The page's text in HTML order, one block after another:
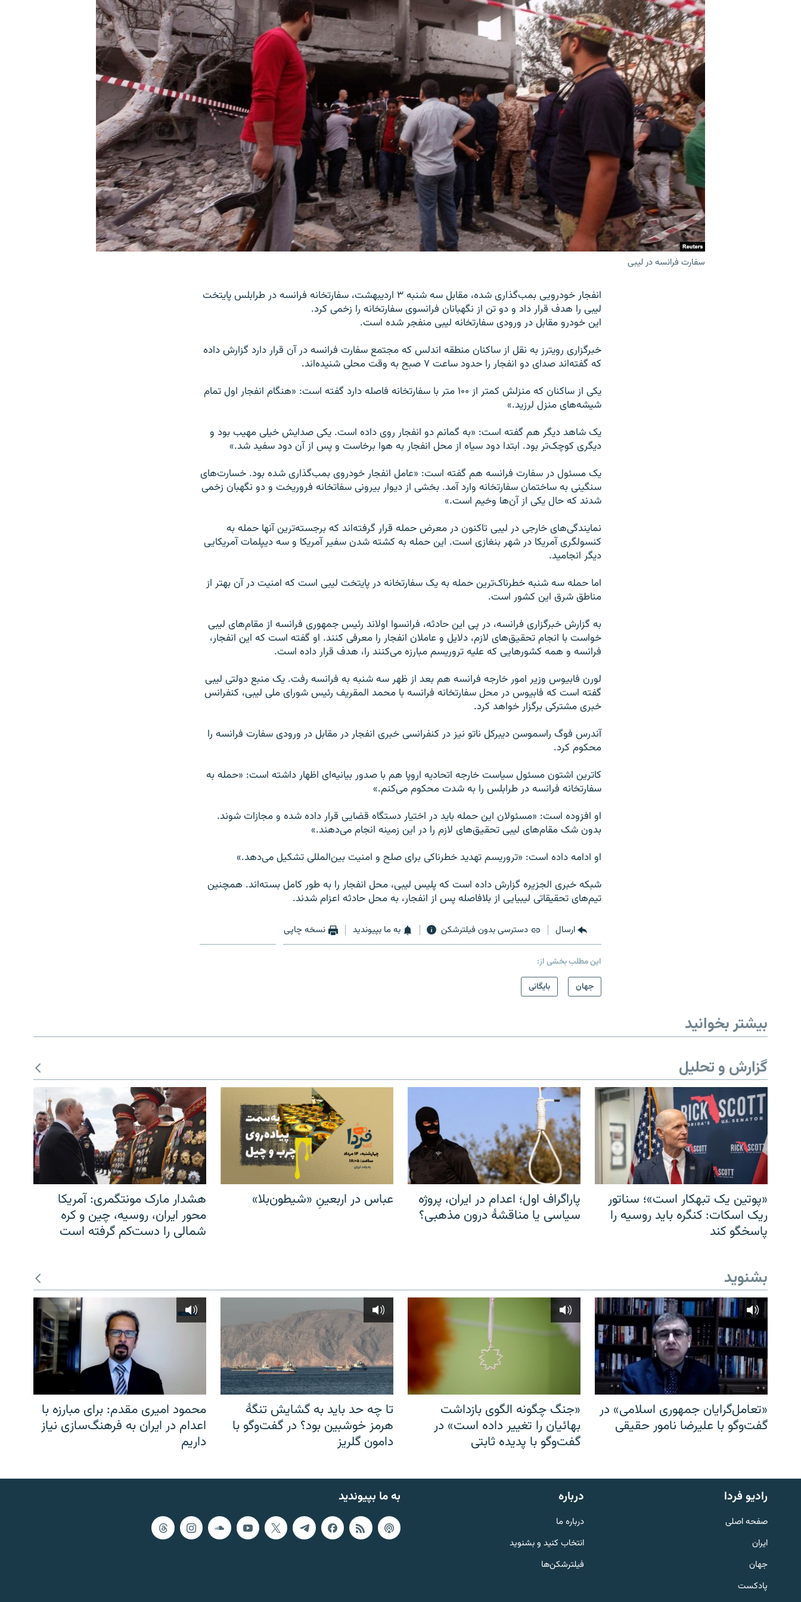
English
به ما بپیوندید
سفارت فرانسه در لیبی
انفجار خودرویی بمب‌گذاری شده، مقابل سه شنبه ۳ اردیبهشت، سفارتخانه فرانسه در طرابلس پایتخت
لیبی را هدف قرار داد و دو تن از نگهبانان فرانسوی سفارتخانه را زخمی کرد.
این خودرو مقابل در ورودی سفارتخانه لیبی منفجر شده است.
خبرگزاری رویترز به نقل از ساکنان منطقه اندلس که مجتمع سفارت فرانسه در آن قرار دارد گزارش داده
که گفته‌اند صدای دو انفجار را حدود ساعت ۷ صبح به وقت محلی شنیده‌اند.
یکی از ساکنان که منزلش کمتر از ۱۰۰ متر با سفارتخانه فاصله دارد گفته است: «هنگام انفجار اول تمام
شیشه‌های منزل لرزید.»
یک شاهد دیگر هم گفته است: «به گمانم دو انفجار روی داده است. یکی صدایش خیلی مهیب بود و
دیگری کوچک‌تر بود. ابتدا دود سیاه از محل انفجار به هوا برخاست و پس از آن دود سفید شد.»
یک مسئول در سفارت فرانسه هم گفته است: «عامل انفجار خودروی بمب‌گذاری شده بود. خسارت‌های
سنگینی به ساختمان سفارتخانه وارد آمد. بخشی از دیوار بیرونی سفاتخانه فروریخت و دو نگهبان زخمی
شدند که حال یکی از آن‌ها وخیم است.»
نمایندگی‌های خارجی در لیبی تاکنون در معرض حمله قرار گرفته‌اند که برجسته‌ترین آنها حمله به
کنسولگری آمریکا در شهر بنغازی است. این حمله به کشته شدن سفیر آمریکا و سه دیپلمات آمریکایی
دیگر انجامید.
اما حمله سه شنبه خطرناک‌ترین حمله به یک سفارتخانه در پایتخت لیبی است که امنیت در آن بهتر از
مناطق شرق این کشور است.
به گزارش خبرگزاری فرانسه، در پی این حادثه، فرانسوا اولاند رئیس جمهوری فرانسه از مقام‌های لیبی
خواست با انجام تحقیق‌های لازم، دلایل و عاملان انفجار را معرفی کنند. او گفته است که این انفجار،
فرانسه و همه کشورهایی که علیه تروریسم مبارزه می‌کنند را، هدف قرار داده است.
لورن فابیوس وزیر امور خارجه فرانسه هم بعد از ظهر سه شنبه به فرانسه رفت. یک منبع دولتی لیبی
گفته است که فابیوس در محل سفارتخانه فرانسه با محمد المقریف رئیس شورای ملی لیبی، کنفرانس
خبری مشترکی برگزار خواهد کرد.
آندرس فوگ راسموسن دیبرکل ناتو نیز در کنفرانسی خبری انفجار در مقابل در ورودی سفارت فرانسه را
محکوم کرد.
کا‌ترین اشتون مسئول سیاست خارجه اتحادیه اروپا هم با صدور بیانیه‌ای اظهار داشته است: «حمله به
سفارتخانه فرانسه در طرابلس را به شدت محکوم می‌کنم.»
او افزوده است: «مسئولان این حمله باید در اختیار دستگاه قضایی قرار داده شده و مجازات شوند.
بدون شک مقام‌های لیبی تحقیق‌های لازم را در این زمینه انجام می‌دهند.»
او ادامه داده است: «تروریسم تهدید خطرناکی برای صلح و امنیت بین‌المللی تشکیل می‌دهد.»
شبکه خبری الجزیره گزارش داده است که پلیس لیبی، محل انفجار را به طور کامل بسته‌اند. همچنین
تیم‌های تحقیقاتی لیبیایی از بلافاصله پس از انفجار، به محل حادثه اعزام شدند.
ارسال دسترسی بدون فیلترشکن به ما بپیوندید نسخه چاپی
این مطلب بخشی از:
جهان
بایگانی
بیشتر بخوانید
گزارش و تحلیل
«پوتین یک تبهکار است»؛ سناتور
ریک اسکات: کنگره باید روسیه را
پاسخگو کند
پاراگراف اول؛ اعدام در ایران، پروژه
سیاسی یا مناقشهٔ درون مذهبی؟
عباس در اربعینِ «شیطون‌بلا»
هشدار مارک مونتگمری: آمریکا
محور ایران، روسیه، چین و کره
شمالی را دست‌کم گرفته است
بشنوید
«تعامل‌گرایان جمهوری اسلامی» در
گفت‌وگو با علیرضا نامور حقیقی
«جنگ چگونه الگوی بازداشت
بهائیان را تغییر داده است» در
گفت‌وگو با پدیده ثابتی
تا چه حد باید به گشایش تنگهٔ
هرمز خوشبین بود؟ در گفت‌وگو با
دامون گلریز
محمود امیری مقدم: برای مبارزه با
اعدام در ایران به فرهنگ‌سازی نیاز
داریم
به ما بپیوندید رادیو فردا
صفحه اصلی
ایران
جهان
پادکست
درباره
درباره ما
انتخاب کنید و بشنوید
فیلترشکن‌ها